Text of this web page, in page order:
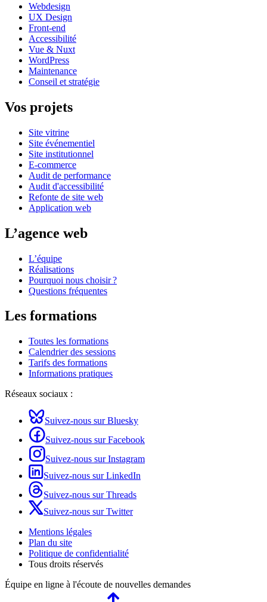
Webdesign
UX Design
Front-end
Accessibilité
Vue & Nuxt
WordPress
Maintenance
Conseil et stratégie
Vos projets
Site vitrine
Site événementiel
Site institutionnel
E-commerce
Audit de performance
Audit d'accessibilité
Refonte de site web
Application web
L’agence web
L’équipe
Réalisations
Pourquoi nous choisir ?
Questions fréquentes
Les formations
Toutes les formations
Calendrier des sessions
Tarifs des formations
Informations pratiques
Réseaux sociaux :
Suivez-nous sur Bluesky
Suivez-nous sur Facebook
Suivez-nous sur Instagram
Suivez-nous sur LinkedIn
Suivez-nous sur Threads
Suivez-nous sur Twitter
Mentions légales
Plan du site
Politique de confidentialité
Tous droits réservés
Équipe en ligne à l'écoute de nouvelles demandes